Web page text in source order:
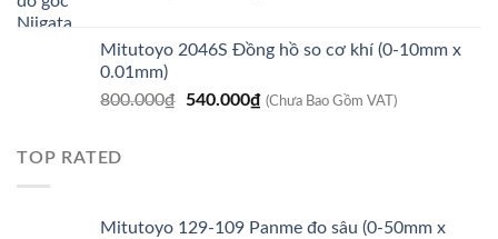
175.000₫.là:
Mitutoyo 2046S Đồng hồ so cơ khí (0-10mm x
0.01mm)
800.000₫
Giá
540.000₫Giá
(Chưa Bao Gồm VAT)
TOP RATED
Mitutoyo 129-109 Panme đo sâu (0-50mm x